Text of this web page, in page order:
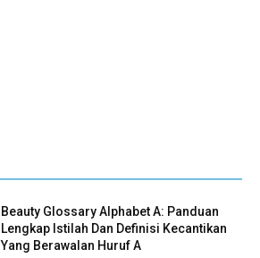
Beauty Glossary Alphabet A: Panduan
Lengkap Istilah Dan Definisi Kecantikan
Yang Berawalan Huruf A